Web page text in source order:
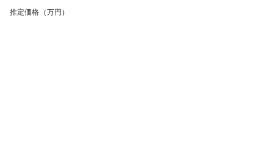
推定価格（万円）